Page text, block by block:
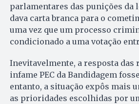
parlamentares das punições da
dava carta branca para o
uma vez que um processo
condicionado a uma votação
Inevitavelmente, a resposta das
infame PEC da Bandidagem
entanto, a situação expôs mais
as prioridades escolhidas por